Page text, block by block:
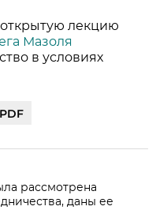
лекцию
Мазоля
в условиях
рассмотрена
даны ее